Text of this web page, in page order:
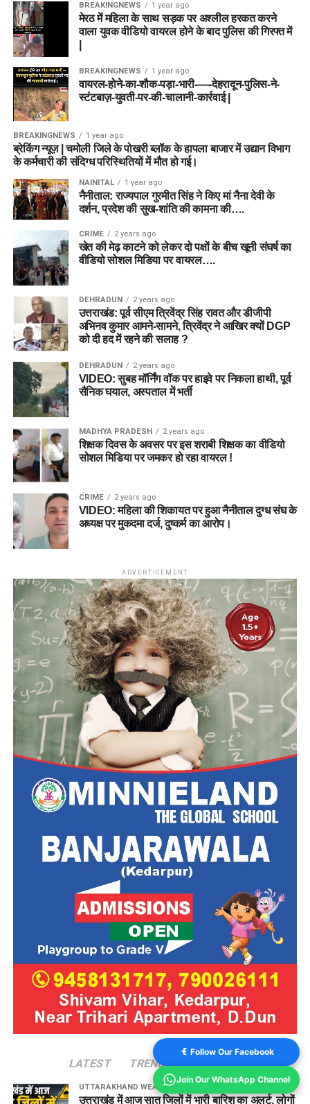
BREAKINGNEWS 1 year ago
मेरठ में महिला के साथ सड़क पर अश्लील हरकत करने
वाला युवक वीडियो वायरल होने के बाद पुलिस की गिरफ्त में
BREAKINGNEWS 1 year ago
वायरल-होने-का-शौक-पड़ा-भारी-—-देहरादून-पुलिस-ने-
स्टंटबाज़-युवती-पर-की-चालानी-कार्रवाई |
BREAKINGNEWS 1 year ago
ब्रेकिंग न्यूज़ | चमोली जिले के पोखरी ब्लॉक के हापला बाजार में उद्यान विभाग
के कर्मचारी की संदिग्ध परिस्थितियों में मौत हो गई।
NAINITAL 1 year ago
नैनीताल: राज्यपाल गुरमीत सिंह ने किए मां नैना देवी के
दर्शन, प्रदेश की सुख-शांति की कामना की….
CRIME 2 years ago
खेत की मेढ़ काटने को लेकर दो पक्षों के बीच खूनी संघर्ष का
वीडियो सोशल मिडिया पर वायरल….
DEHRADUN 2 years ago
उत्तराखंड: पूर्व सीएम त्रिवेंद्र सिंह रावत और डीजीपी
अभिनव कुमार आमने-सामने, त्रिवेंद्र ने आखिर क्यों DGP
को दी हद में रहने की सलाह ?
DEHRADUN 2 years ago
VIDEO: सुबह मॉर्निंग वॉक पर हाइवे पर निकला हाथी, पूर्व
सैनिक घयाल, अस्पताल में भर्ती
MADHYA PRADESH 2 years ago
शिक्षक दिवस के अवसर पर इस शराबी शिक्षक का वीडियो
सोशल मिडिया पर जमकर हो रहा वायरल !
CRIME 2 years ago
VIDEO: महिला की शिकायत पर हुआ नैनीताल दुग्ध संघ के
अध्यक्ष पर मुकदमा दर्ज, दुष्कर्म का आरोप।
ADVERTISEMENT
LATEST TRENDING VIDEOS
UTTARAKHAND WEATHER
उत्तराखंड में आज सात जिलों में भारी बारिश का अलर्ट, लोगों
Follow Our Facebook
Join Our WhatsApp Channel